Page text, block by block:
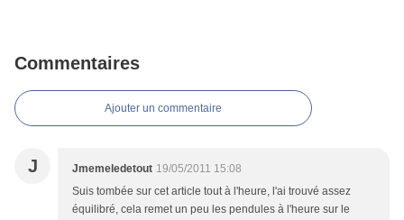
Commentaires
Ajouter un commentaire
J Jmemeledetout 19/05/2011 15:08
Suis tombée sur cet article tout à l'heure, l'ai trouvé assez
équilibré, cela remet un peu les pendules à l'heure sur le